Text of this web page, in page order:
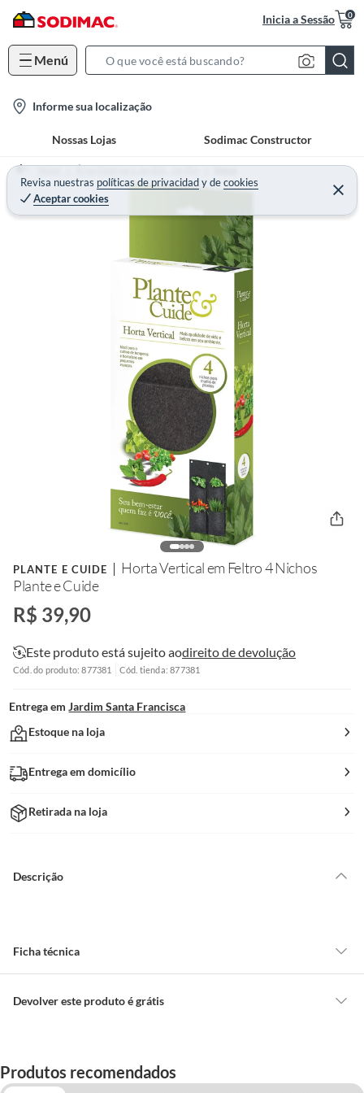
Inicia a Sessão 0
Menú
S
c
h
B
r
a
Informe sua localização
Nossas Lojas Sodimac Constructor
Revisa nuestras políticas de privacidadydecookies
Aceptar cookies
Home Área Externa e Jardim - Jardim Vasos
PLANTE E CUIDE
Horta Vertical em Feltro 4 Nichos
Plante e Cuide
R$ 39,90
Este produto está sujeito aodireito de devolução
Cód. do produto: 877381 Cód. tienda: 877381
Entrega em Jardim Santa Francisca
Estoque na loja
Entrega em domicílio
Retirada na loja
Descrição
Ficha técnica
Marca
Devolver este produto é grátis
O cliente poderá requerer a troca de produtos Marca Própria adquiridos
ou oriundos das lojas da Construdecor, no entanto, a troca só é
Produtos recomendados